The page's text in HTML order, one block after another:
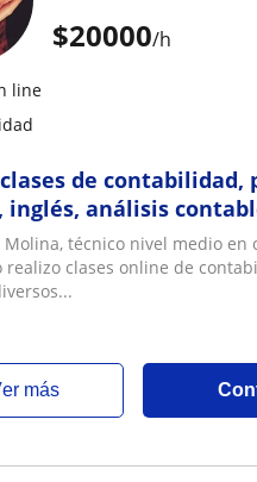
$20000/h
line
de contabilidad,
inglés, análisis
Molina, técnico nivel medio en
realizo clases online de
ver más